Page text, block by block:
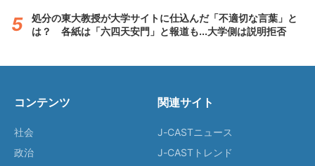
処分の東大教授が大学サイトに仕込んだ「不適切な言葉」と
は？ 各紙は「六四天安門」と報道も...大学側は説明拒否
コンテンツ
社会
政治
関連サイト
J-CASTニュース
J-CASTトレンド